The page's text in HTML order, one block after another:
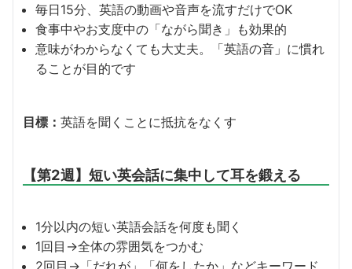
毎日15分、英語の動画や音声を流すだけでOK
食事中やお支度中の「ながら聞き」も効果的
意味がわからなくても大丈夫。「英語の音」に慣れ
ることが目的です
目標： 英語を聞くことに抵抗をなくす
【第2週】短い英会話に集中して耳を鍛える
1分以内の短い英語会話を何度も聞く
1回目→全体の雰囲気をつかむ
2回目→「だれが」「何をしたか」などキーワード